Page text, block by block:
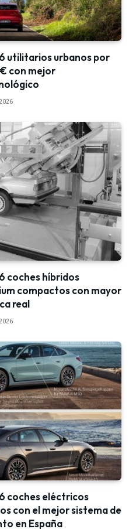
utilitarios urbanos por
con mejor
coches híbridos
compactos con mayor
real
coches eléctricos
con el mejor sistema de
en España